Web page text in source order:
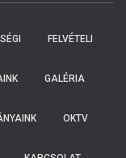
FELVÉTELI
GALÉRIA
OKTV